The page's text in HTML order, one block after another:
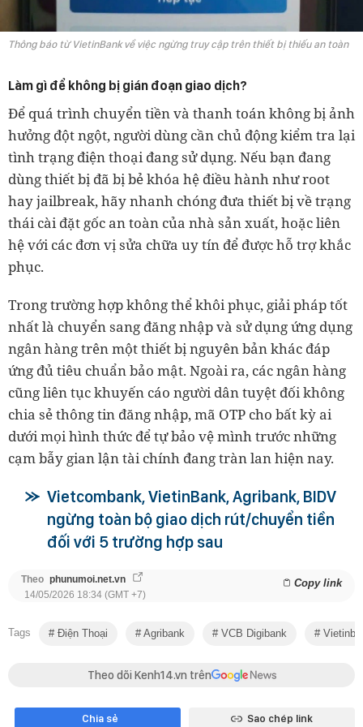
Thông báo từ VietinBank về việc ngừng truy cập trên thiết bị thiếu an toàn
Làm gì để không bị gián đoạn giao dịch?
Để quá trình chuyển tiền và thanh toán không bị ảnh
hưởng đột ngột, người dùng cần chủ động kiểm tra lại
tình trạng điện thoại đang sử dụng. Nếu bạn đang
dùng thiết bị đã bị bẻ khóa hệ điều hành như root
hay jailbreak, hãy nhanh chóng đưa thiết bị về trạng
thái cài đặt gốc an toàn của nhà sản xuất, hoặc liên
hệ với các đơn vị sửa chữa uy tín để được hỗ trợ khắc
phục.
Trong trường hợp không thể khôi phục, giải pháp tốt
nhất là chuyển sang đăng nhập và sử dụng ứng dụng
ngân hàng trên một thiết bị nguyên bản khác đáp
ứng đủ tiêu chuẩn bảo mật. Ngoài ra, các ngân hàng
cũng liên tục khuyến cáo người dân tuyệt đối không
chia sẻ thông tin đăng nhập, mã OTP cho bất kỳ ai
dưới mọi hình thức để tự bảo vệ mình trước những
cạm bẫy gian lận tài chính đang tràn lan hiện nay.
Vietcombank, VietinBank, Agribank, BIDV
ngừng toàn bộ giao dịch rút/chuyển tiền
đối với 5 trường hợp sau
Theo phunumoi.net.vn Copy link
14/05/2026 18:34 (GMT +7)
Tags Điện Thoại Agribank VCB Digibank
Theo dõi Kenh14.vn trên
Chia sẻ Sao chép link